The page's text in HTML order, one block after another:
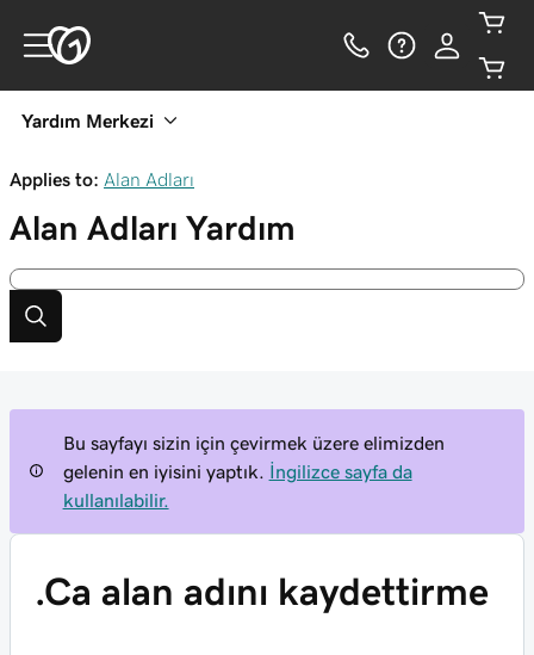
Yardım Merkezi
Applies to: Alan Adları
Alan Adları Yardım
Bu sayfayı sizin için çevirmek üzere elimizden
gelenin en iyisini yaptık.
İngilizce sayfa da
kullanılabilir.
.Ca alan adını kaydettirme